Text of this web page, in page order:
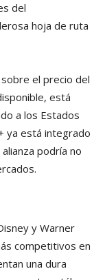
del
hoja de ruta
el precio del
está
a los Estados
ya está integrado
podría no
y Warner
competitivos en
una dura